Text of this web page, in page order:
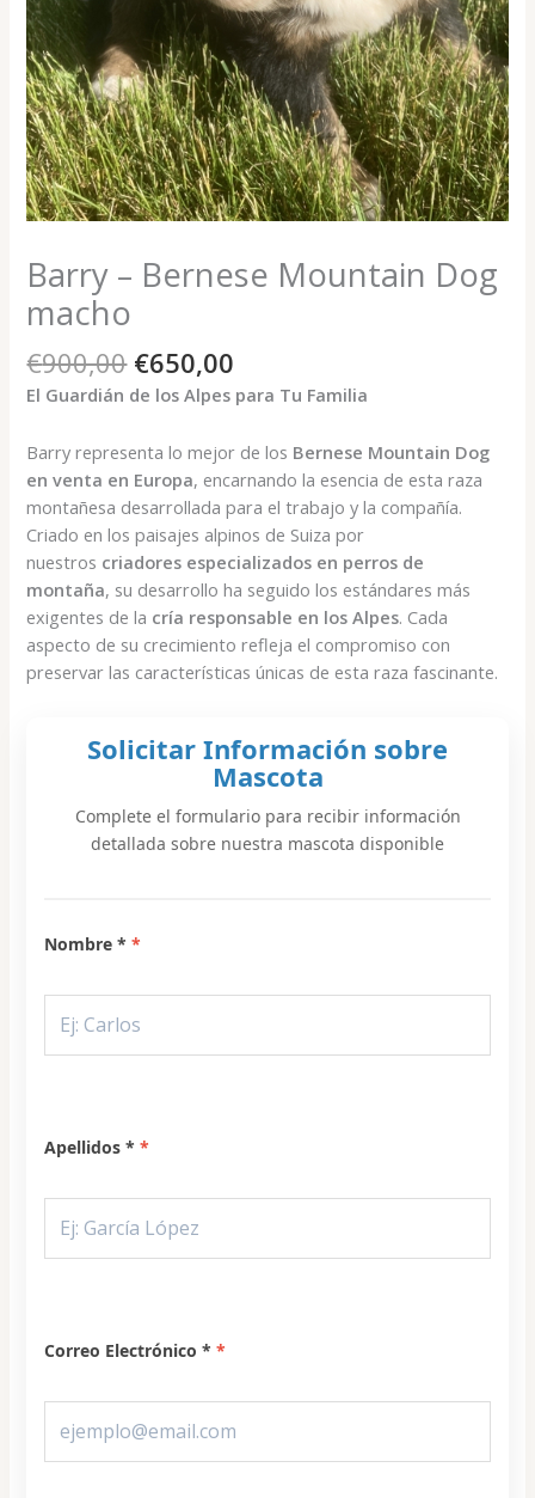
Barry – Bernese Mountain Dog
macho
€900,00 El
precio
original
era:
€900,00.
€650,00
precio
actual
es:
€650,00.
El Guardián de los Alpes para Tu Familia
Barry representa lo mejor de los Bernese Mountain Dog
en venta en Europa, encarnando la esencia de esta raza
montañesa desarrollada para el trabajo y la compañía.
Criado en los paisajes alpinos de Suiza por
nuestros criadores especializados en perros de
montaña, su desarrollo ha seguido los estándares más
exigentes de la cría responsable en los Alpes. Cada
aspecto de su crecimiento refleja el compromiso con
preservar las características únicas de esta raza fascinante.
Solicitar Información sobre
Mascota
Complete el formulario para recibir información
detallada sobre nuestra mascota disponible
Nombre *
Apellidos *
Correo Electrónico *